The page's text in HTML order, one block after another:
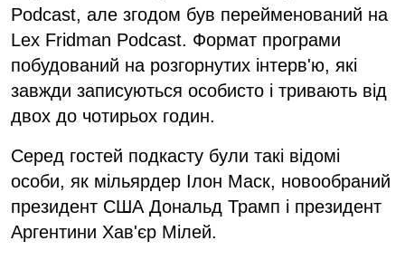
Podcast, але згодом був перейменований на
Lex Fridman Podcast. Формат програми
побудований на розгорнутих інтерв'ю, які
завжди записуються особисто і тривають від
двох до чотирьох годин.
Серед гостей подкасту були такі відомі
особи, як мільярдер Ілон Маск, новообраний
президент США Дональд Трамп і президент
Аргентини Хав'єр Мілей.